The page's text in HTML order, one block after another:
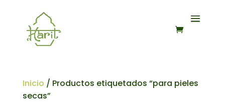
Inicio / Productos etiquetados “para pieles
secas”